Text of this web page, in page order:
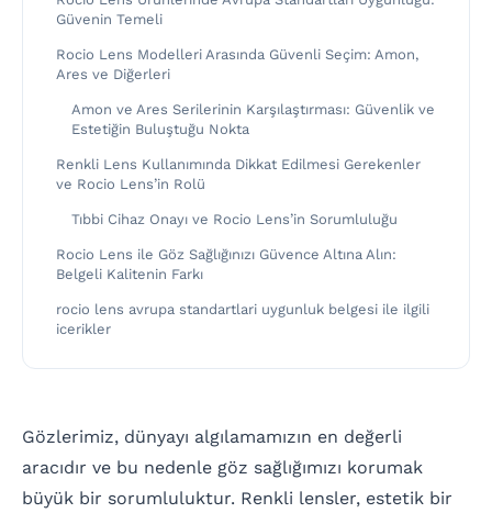
Güvenin Temeli
Rocio Lens Modelleri Arasında Güvenli Seçim: Amon,
Ares ve Diğerleri
Amon ve Ares Serilerinin Karşılaştırması: Güvenlik ve
Estetiğin Buluştuğu Nokta
Renkli Lens Kullanımında Dikkat Edilmesi Gerekenler
ve Rocio Lens’in Rolü
Tıbbi Cihaz Onayı ve Rocio Lens’in Sorumluluğu
Rocio Lens ile Göz Sağlığınızı Güvence Altına Alın:
Belgeli Kalitenin Farkı
rocio lens avrupa standartlari uygunluk belgesi ile ilgili
icerikler
Gözlerimiz, dünyayı algılamamızın en değerli
aracıdır ve bu nedenle göz sağlığımızı korumak
büyük bir sorumluluktur. Renkli lensler, estetik bir